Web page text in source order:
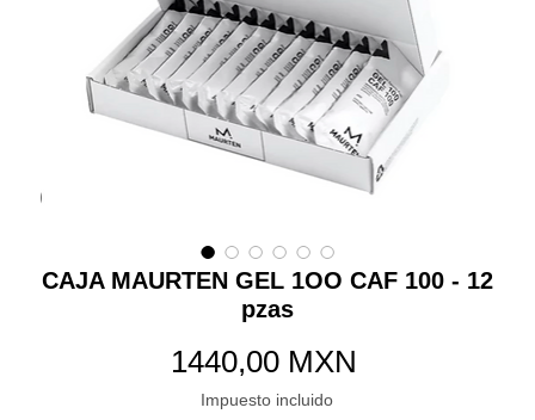
CAJA MAURTEN GEL 1OO CAF 100 - 12
pzas
1440,00 MXN
Impuesto incluido